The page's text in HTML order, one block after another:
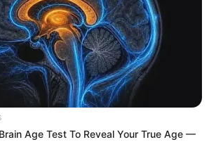
Age Test To Reveal Your True Age —